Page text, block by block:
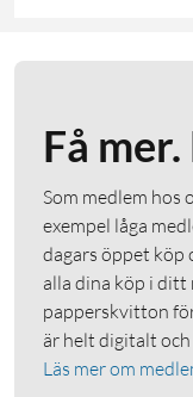
Få
Som medlem hos
exempel låga
dagars öppet köp
alla dina köp i ditt
papperskvitton
är helt digitalt
Läs mer om